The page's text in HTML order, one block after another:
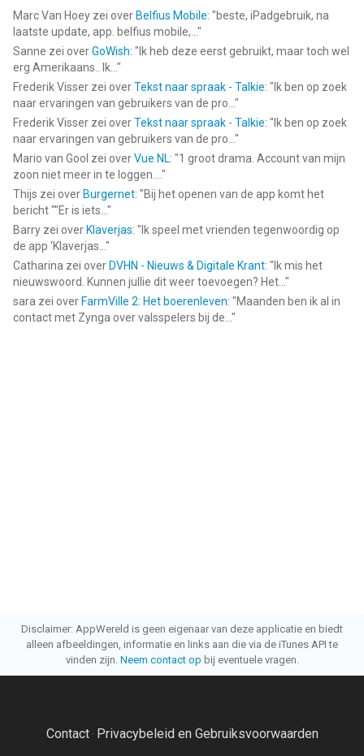
Marc Van Hoey zei over Belfius Mobile: "beste, iPadgebruik, na
laatste update, app. belfius mobile,... "
Sanne zei overGoWish: " Ik heb deze eerst gebruikt, maar toch wel
erg Amerikaans.. Ik... "
Frederik Visser zei overTekst naar spraak - Talkie: " Ik ben op zoek
naar ervaringen van gebruikers van de pro... "
Frederik Visser zei overTekst naar spraak - Talkie: " Ik ben op zoek
naar ervaringen van gebruikers van de pro... "
Mario van Gool zei overVue NL: "1 groot drama. Account van mijn
zoon niet meer in te loggen.... "
Thijs zei over Burgernet: "Bij het openen van de app komt het
bericht ""Er is iets... "
Barry zei over Klaverjas: " Ik speel met vrienden tegenwoordig op
de app ‘Klaverjas... "
Catharina zei over DVHN - Nieuws & Digitale Krant: " Ik mis het
nieuwswoord. Kunnen jullie dit weer toevoegen? Het... "
sara zei over FarmVille 2: Het boerenleven: "Maanden ben ik al in
contact met Zynga over valsspelers bij de... "
Disclaimer: AppWereld is geen eigenaar van deze applicatie en biedt
alleen afbeeldingen, informatie en links aan die via de iTunes API te
vinden zijn. Neem contact op bij eventuele vragen.
Contact· Privacybeleid en Gebruiksvoorwaarden